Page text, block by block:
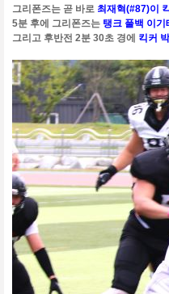
그리폰즈는 곧 바로 최재혁(#87)이
5분 후에 그리폰즈는 탱크 풀백 이
그리고 후반전 2분 30초 경에 킥커